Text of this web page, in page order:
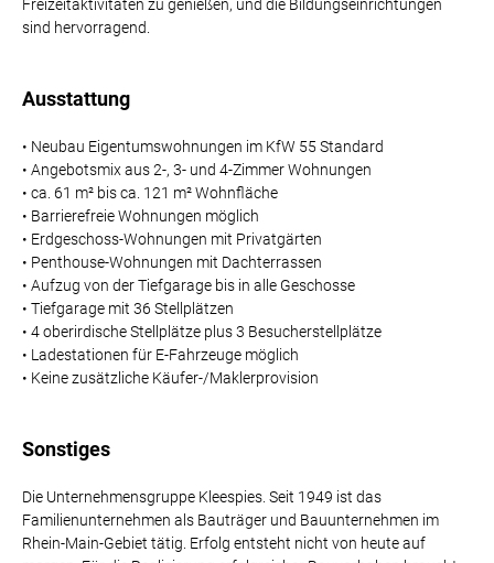
Freizeitaktivitäten zu genießen, und die Bildungseinrichtungen
sind hervorragend.
Ausstattung
• Neubau Eigentumswohnungen im KfW 55 Standard
• Angebotsmix aus 2-, 3- und 4-Zimmer Wohnungen
• ca. 61 m² bis ca. 121 m² Wohnfläche
• Barrierefreie Wohnungen möglich
• Erdgeschoss-Wohnungen mit Privatgärten
• Penthouse-Wohnungen mit Dachterrassen
• Aufzug von der Tiefgarage bis in alle Geschosse
• Tiefgarage mit 36 Stellplätzen
• 4 oberirdische Stellplätze plus 3 Besucherstellplätze
• Ladestationen für E-Fahrzeuge möglich
• Keine zusätzliche Käufer-/Maklerprovision
Sonstiges
Die Unternehmensgruppe Kleespies. Seit 1949 ist das
Familienunternehmen als Bauträger und Bauunternehmen im
Rhein-Main-Gebiet tätig. Erfolg entsteht nicht von heute auf